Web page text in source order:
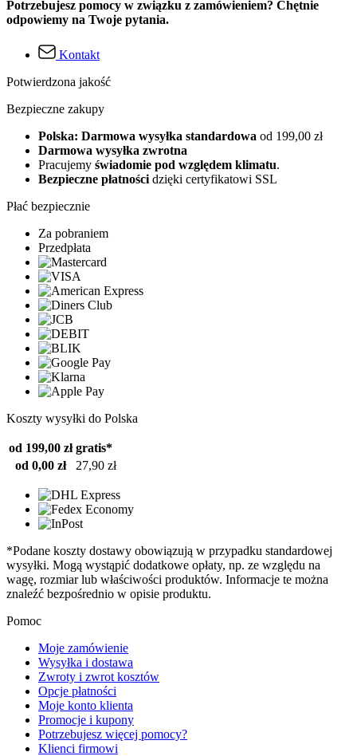
Potrzebujesz pomocy w związku z zamówieniem? Chętnie
odpowiemy na Twoje pytania.
Kontakt
Potwierdzona jakość
Bezpieczne zakupy
Polska: Darmowa wysyłka standardowa od 199,00 zł
Darmowa wysyłka zwrotna
Pracujemy świadomie pod względem klimatu.
Bezpieczne płatności dzięki certyfikatowi SSL
Płać bezpiecznie
Za pobraniem
Przedpłata
Koszty wysyłki do Polska
od 199,00 zł gratis*
od 0,00 zł
27,90 zł
*Podane koszty dostawy obowiązują w przypadku standardowej
wysyłki. Mogą wystąpić dodatkowe opłaty, np. ze względu na
wagę, rozmiar lub właściwości produktów. Informacje te można
znaleźć bezpośrednio w opisie produktu.
Pomoc
Moje zamówienie
Wysyłka i dostawa
Zwroty i zwrot kosztów
Opcje płatności
Moje konto klienta
Promocje i kupony
Potrzebujesz więcej pomocy?
Klienci firmowi